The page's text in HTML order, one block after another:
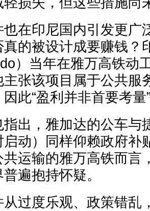
印尼国内引发更广
真的被设计成要赚钱？
）当年在雅万高铁动
主张该项目属于公共服
此“盈利并非首要考量
，雅加达的公车与
动）同样仰赖政府补
运输的雅万高铁而言
遍抱持怀疑。
度乐观、政策错乱